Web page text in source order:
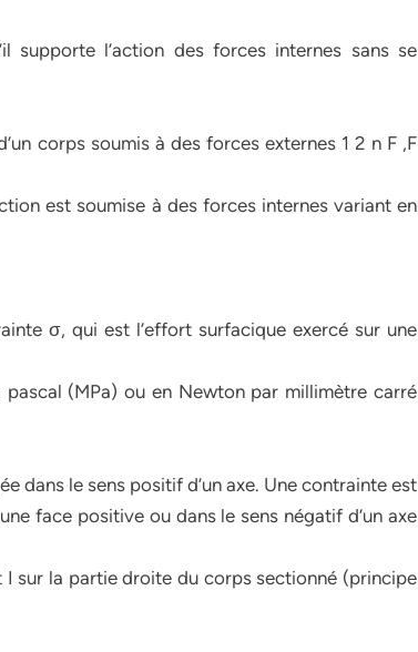
supporte l’action des forces internes sans se
corps soumis à des forces externes 1 2 n F ,F
est soumise à des forces internes variant en
σ, qui est l’effort surfacique exercé sur une
(MPa) ou en Newton par millimètre carré
dans le sens positif d’un axe. Une contrainte est
face positive ou dans le sens négatif d’un axe
sur la partie droite du corps sectionné (principe